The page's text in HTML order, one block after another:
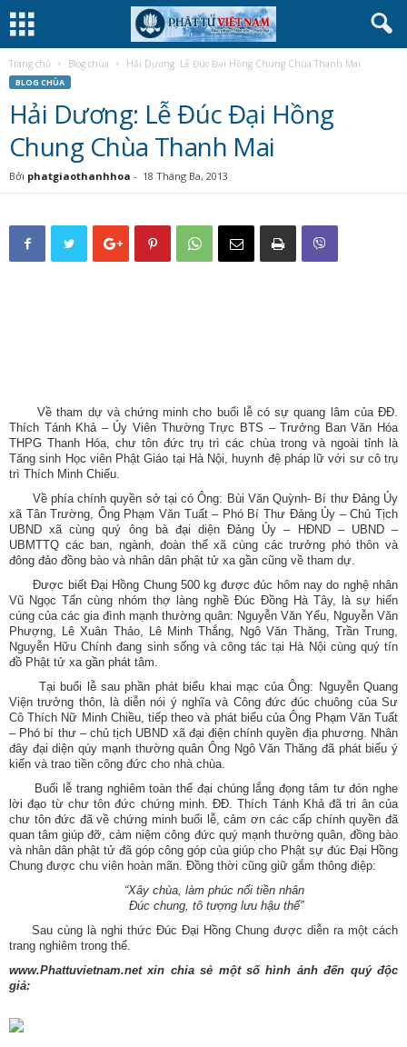
Trang chủ Blog chùa Hải Dương: Lễ Đúc Đại Hồng Chung Chùa Thanh Mai
BLOG CHÙA
Hải Dương: Lễ Đúc Đại Hồng
Chung Chùa Thanh Mai
Bởi phatgiaothanhhoa - 18 Tháng Ba, 2013
Về tham dự và chứng minh cho buổi lễ có sự quang lâm của ĐĐ.
Thích Tánh Khả – Ủy Viên Thường Trực BTS – Trưởng Ban Văn Hóa
THPG Thanh Hóa, chư tôn đức trụ trì các chùa trong và ngoài tỉnh là
Tăng sinh Học viên Phật Giáo tại Hà Nội, huynh đệ pháp lữ với sư cô trụ
trì Thích Minh Chiếu.
Về phía chính quyền sở tại có Ông: Bùi Văn Quỳnh- Bí thư Đảng Ủy
xã Tân Trường, Ông Phạm Văn Tuất – Phó Bí Thư Đảng Ủy – Chủ Tịch
UBND xã cùng quý ông bà đại diện Đảng Ủy – HĐND – UBND –
UBMTTQ các ban, ngành, đoàn thể xã cùng các trưởng phó thôn và
đông đảo đồng bào và nhân dân phật tử xa gần cũng về tham dự.
Được biết Đại Hồng Chung 500 kg được đúc hôm nay do nghệ nhân
Vũ Ngọc Tấn cùng nhóm thợ làng nghề Đúc Đồng Hà Tây, là sự hiến
cúng của các gia đình mạnh thường quân: Nguyễn Văn Yểu, Nguyễn Văn
Phượng, Lê Xuân Thảo, Lê Minh Thắng, Ngô Văn Thăng, Trần Trung,
Nguyễn Hữu Chính đang sinh sống và công tác tại Hà Nội cùng quý tín
đồ Phật tử xa gần phát tâm.
Tại buổi lễ sau phần phát biểu khai mạc của Ông: Nguyễn Quang
Viện trưởng thôn, là diễn nói ý nghĩa và Công đức đúc chuông của Sư
Cô Thích Nữ Minh Chiều, tiếp theo và phát biểu của Ông Phạm Văn Tuất
– Phó bí thư – chủ tịch UBND xã đại điện chính quyền địa phương. Nhân
đây đại diện qúy mạnh thường quân Ông Ngô Văn Thăng đã phát biểu ý
kiến và trao tiền công đức cho nhà chùa.
Buổi lễ trang nghiêm toàn thể đại chúng lắng đọng tâm tư đón nghe
lời đạo từ chư tôn đức chứng minh. ĐĐ. Thích Tánh Khả đã tri ân của
chư tôn đức đã về chứng minh buổi lễ, cảm ơn các cấp chính quyền đã
quan tâm giúp đỡ, cảm niệm công đức quý mạnh thường quân, đồng bào
và nhân dân phật tử đã góp công góp của giúp cho Phật sự đúc Đại Hồng
Chung được chu viên hoàn mãn. Đồng thời cũng giữ gắm thông điệp:
“Xây chùa, làm phúc nối tiền nhân
Đúc chung, tô tượng lưu hậu thế”
Sau cùng là nghi thức Đúc Đại Hồng Chung được diễn ra một cách
trang nghiêm trong thể.
www.Phattuvietnam.net xin chia sẻ một số hình ảnh đến quý độc
giả: